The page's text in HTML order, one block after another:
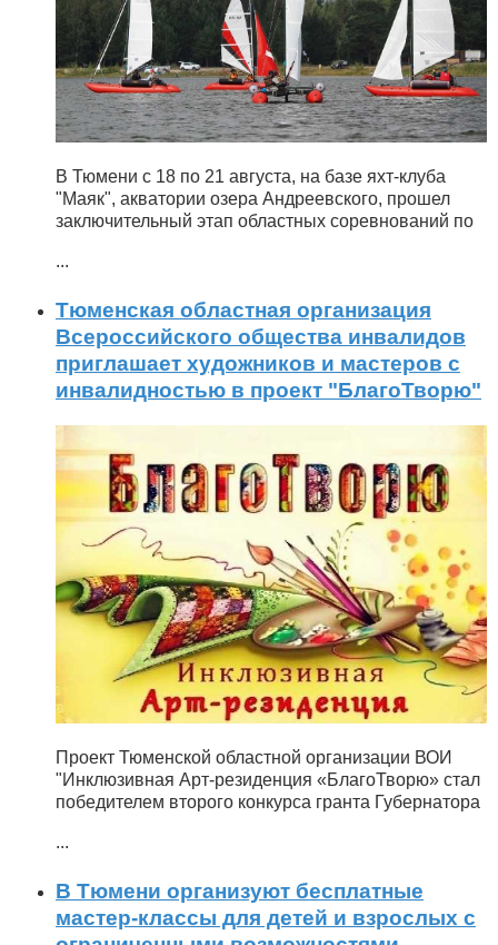
В Тюмени с 18 по 21 августа, на базе яхт-клуба
"Маяк", акватории озера Андреевского, прошел
заключительный этап областных соревнований по
...
Тюменская областная организация
Всероссийского общества инвалидов
приглашает художников и мастеров с
инвалидностью в проект "БлагоТворю"
Проект Тюменской областной организации ВОИ
"Инклюзивная Арт-резиденция «БлагоТворю» стал
победителем второго конкурса гранта Губернатора
...
В Тюмени организуют бесплатные
мастер-классы для детей и взрослых с